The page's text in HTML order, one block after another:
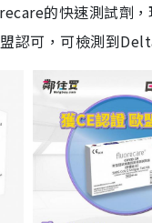
的快速測試劑
認可，可檢測到